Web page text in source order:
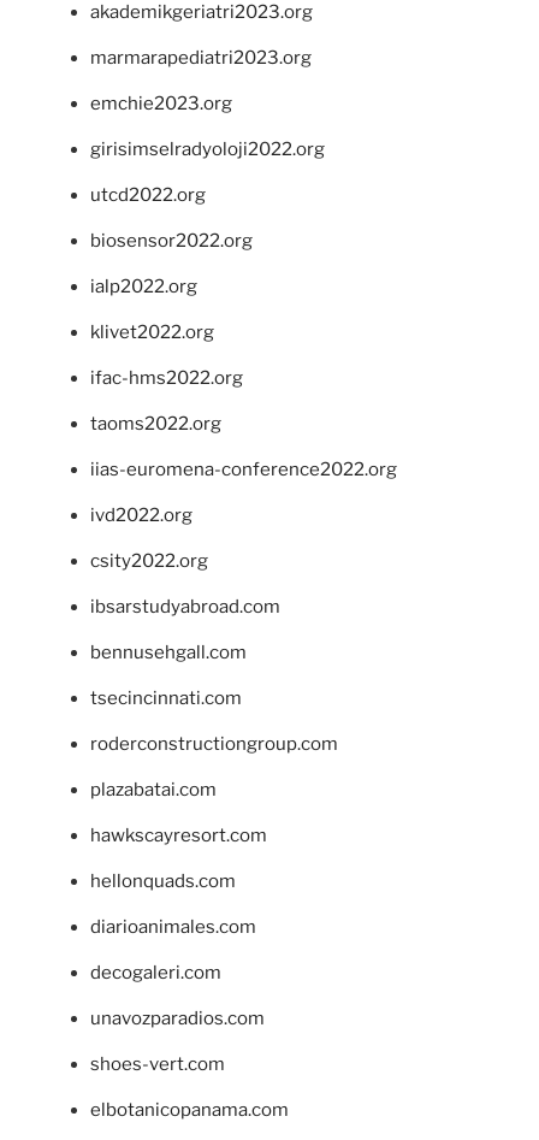
akademikgeriatri2023.org
marmarapediatri2023.org
emchie2023.org
girisimselradyoloji2022.org
utcd2022.org
biosensor2022.org
ialp2022.org
klivet2022.org
ifac-hms2022.org
taoms2022.org
iias-euromena-conference2022.org
ivd2022.org
csity2022.org
ibsarstudyabroad.com
bennusehgall.com
tsecincinnati.com
roderconstructiongroup.com
plazabatai.com
hawkscayresort.com
hellonquads.com
diarioanimales.com
decogaleri.com
unavozparadios.com
shoes-vert.com
elbotanicopanama.com